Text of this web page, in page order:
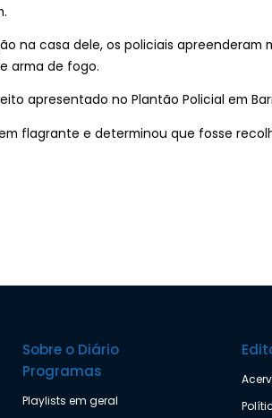
na casa dele, os policiais apreenderam
arma de fogo.
apresentado no Plantão Policial em
flagrante e determinou que fosse
Sobre o Diário
Programas
Playlists em geral